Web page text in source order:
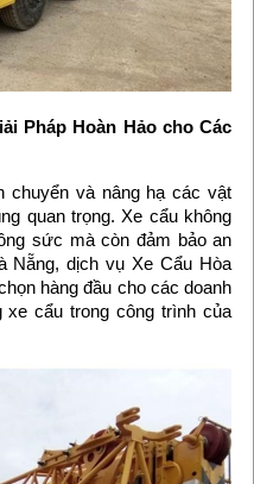
Pháp Hoàn Hảo cho Các
chuyển và nâng hạ các vật
quan trọng. Xe cẩu không
sức mà còn đảm bảo an
Nẵng, dịch vụ Xe Cẩu Hòa
hàng đầu cho các doanh
cẩu trong công trình của